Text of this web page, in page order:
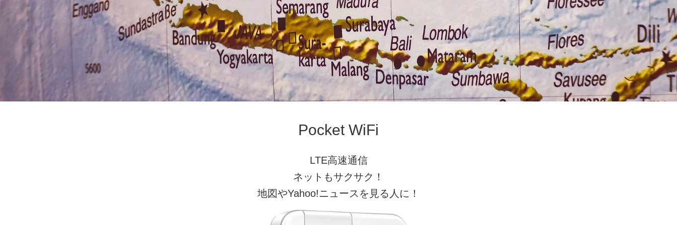
Pocket WiFi
LTE高速通信
ネットもサクサク！
地図やYahoo!ニュースを見る人に！